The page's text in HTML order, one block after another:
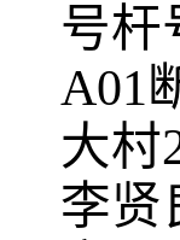
号杆
A01
大村
李贤